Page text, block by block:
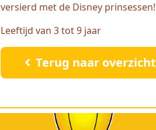
versierd met de Disney prinsessen!
Leeftijd van 3 tot 9 jaar
Terug naar overzicht